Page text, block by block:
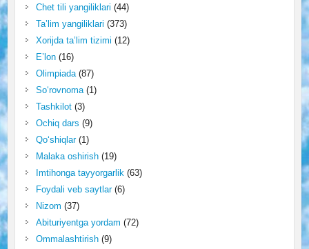
Chet tili yangiliklari (44)
Ta’lim yangiliklari (373)
Xorijda ta’lim tizimi (12)
E’lon(16)
Olimpiada(87)
So‘rovnoma(1)
Tashkilot(3)
Ochiq dars (9)
Qo‘shiqlar(1)
Malaka oshirish(19)
Imtihonga tayyorgarlik (63)
Foydali veb saytlar(6)
Nizom (37)
Abituriyentga yordam (72)
Ommalashtirish(9)